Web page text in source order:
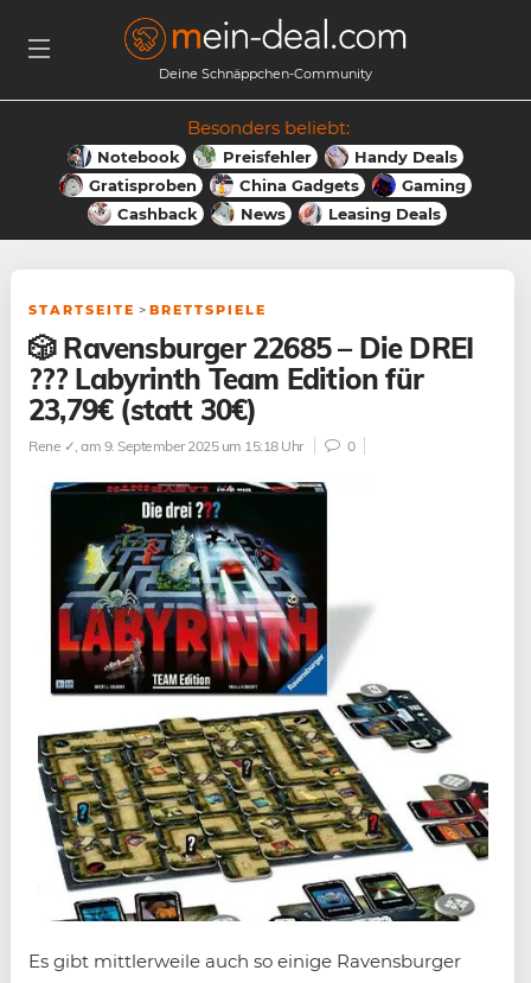
Deine Schnäppchen-Community
Besonders beliebt:
Notebook Preisfehler
Handy Deals
Gratisproben
China Gadgets
Gaming
Cashback
News Leasing Deals
STARTSEITE > BRETTSPIELE
🎲 Ravensburger 22685 – Die DREI
??? Labyrinth Team Edition für
23,79€ (statt 30€)
Rene ✓, am 9. September 2025 um 15:18 Uhr 0
Es gibt mittlerweile auch so einige Ravensburger